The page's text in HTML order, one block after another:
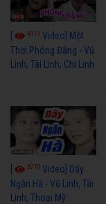
4111 Video] Một
Thời Phóng Đãng - Vũ
Linh, Tài Linh, Chí Linh
3770 Video] Dãy
Ngân Hà - Vũ Linh, Tài
Linh, Thoại Mỹ